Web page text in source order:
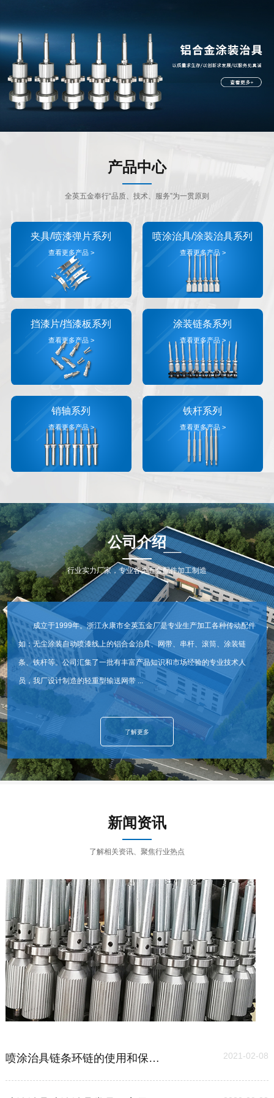
产品中心
全英五金奉行“品质、技术、服务”为一贯原则
夹具/喷漆弹片系列
查看更多产品 >
喷涂治具/涂装治具系列
查看更多产品 >
挡漆片/挡漆板系列
查看更多产品 >
涂装链条系列
查看更多产品 >
销轴系列
查看更多产品 >
铁杆系列
查看更多产品 >
公司介绍
行业实力厂家，专业各类五金配件加工制造
成立于1999年。浙江永康市全英五金厂是专业生产加工各种传动配件
如：无尘涂装自动喷漆线上的铝合金治具、网带、串杆、滚筒、涂装链
条、铁杆等。公司汇集了一批有丰富产品知识和市场经验的专业技术人
员，我厂设计制造的轻重型输送网带 ...
了解更多
新闻资讯
了解相关资讯、聚焦行业热点
喷涂治具链条环链的使用和保养维护 2021-02-08